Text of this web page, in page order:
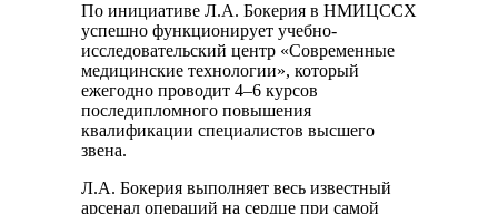
По инициативе Л.А. Бокерия в НМИЦССХ
успешно функционирует учебно-
исследовательский центр «Современные
медицинские технологии», который
ежегодно проводит 4–6 курсов
последипломного повышения
квалификации специалистов высшего
звена.
Л.А. Бокерия выполняет весь известный
арсенал операций на сердце при самой